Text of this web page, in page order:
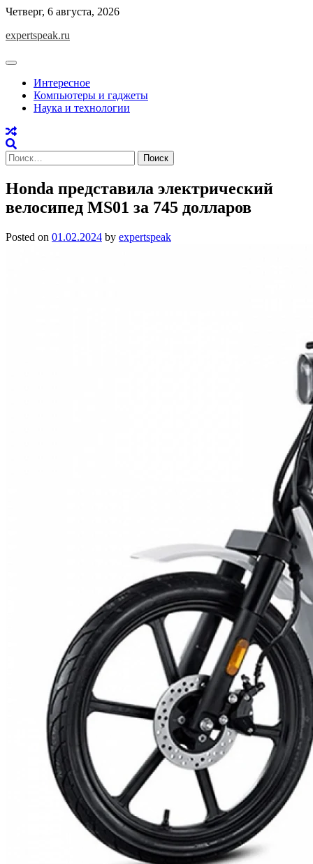
Skip
content
Четверг, 6 августа, 2026
expertspeak.ru
Интересное
Компьютеры и гаджеты
Наука и технологии
Найти:
Honda представила электрический
велосипед MS01 за 745 долларов
Posted on 01.02.2024 by expertspeak